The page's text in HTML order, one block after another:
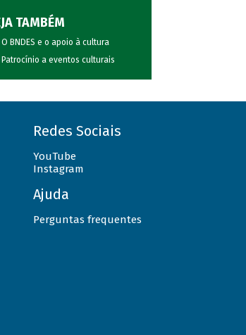
TAMBÉM
O BNDES e o apoio à cultura
Patrocínio a eventos culturais
Redes Sociais
YouTube
Instagram
Ajuda
Perguntas frequentes